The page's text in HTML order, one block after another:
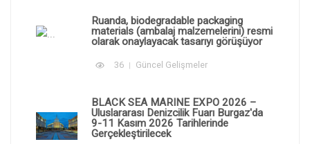
Ruanda, biodegradable packaging
materials (ambalaj malzemelerini) resmi
olarak onaylayacak tasarıyı görüşüyor
36 Güncel Gelişmeler
BLACK SEA MARINE EXPO 2026 –
Uluslararası Denizcilik Fuarı Burgaz'da
9-11 Kasım 2026 Tarihlerinde
Gerçekleştirilecek